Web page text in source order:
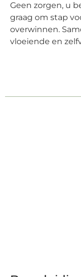
Geen zorgen, u
graag om stap
overwinnen.
vloeiende en